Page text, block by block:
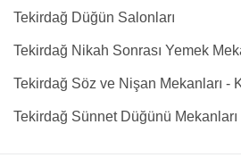
Tekirdağ Düğün Salonları
Tekirdağ Nikah Sonrası Yemek
Tekirdağ Söz ve Nişan Mekanları -
Tekirdağ Sünnet Düğünü Mekanları